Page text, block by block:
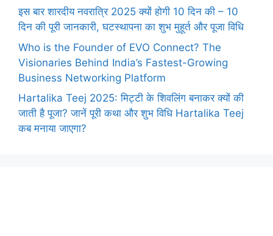
इस बार शारदीय नवरात्रि 2025 क्यों होगी 10 दिन की – 10
दिन की पूरी जानकारी, घटस्थापना का शुभ मुहूर्त और पूजा विधि
Who is the Founder of EVO Connect? The
Visionaries Behind India’s Fastest-Growing
Business Networking Platform
Hartalika Teej 2025: मिट्टी के शिवलिंग बनाकर क्यों की
जाती है पूजा? जानें पूरी कथा और शुभ विधि Hartalika Teej
कब मनाया जाएगा?